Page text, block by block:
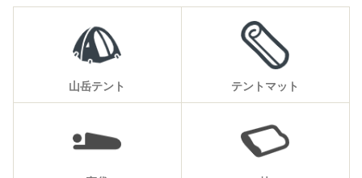
山岳テント テントマット